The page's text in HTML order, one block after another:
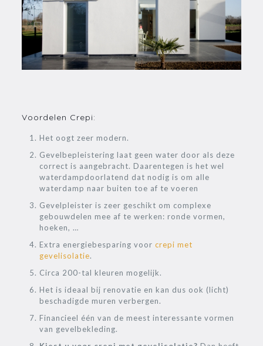
Voordelen Crepi:
Het oogt zeer modern.
Gevelbepleistering laat geen water door als deze
correct is aangebracht. Daarentegen is het wel
waterdampdoorlatend dat nodig is om alle
waterdamp naar buiten toe af te voeren
Gevelpleister is zeer geschikt om complexe
gebouwdelen mee af te werken: ronde vormen,
hoeken, …
Extra energiebesparing voor crepi met
gevelisolatie.
Circa 200-tal kleuren mogelijk.
Het is ideaal bij renovatie en kan dus ook (licht)
beschadigde muren verbergen.
Financieel één van de meest interessante vormen
van gevelbekleding.